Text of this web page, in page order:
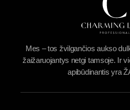
Mes – tos žvilgančios aukso
žaižaruojantys netgi tamsoje. Ir
apibūdinantis yra